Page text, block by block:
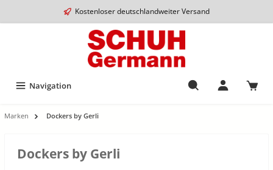
Kostenloser deutschlandweiter Versand
Navigation
Marken Dockers by Gerli
Dockers by Gerli